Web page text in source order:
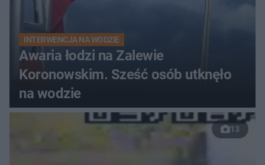
INTERWENCJA NA WODZIE
Awaria łodzi na Zalewie
Koronowskim. Sześć osób utknęło
na wodzie
13